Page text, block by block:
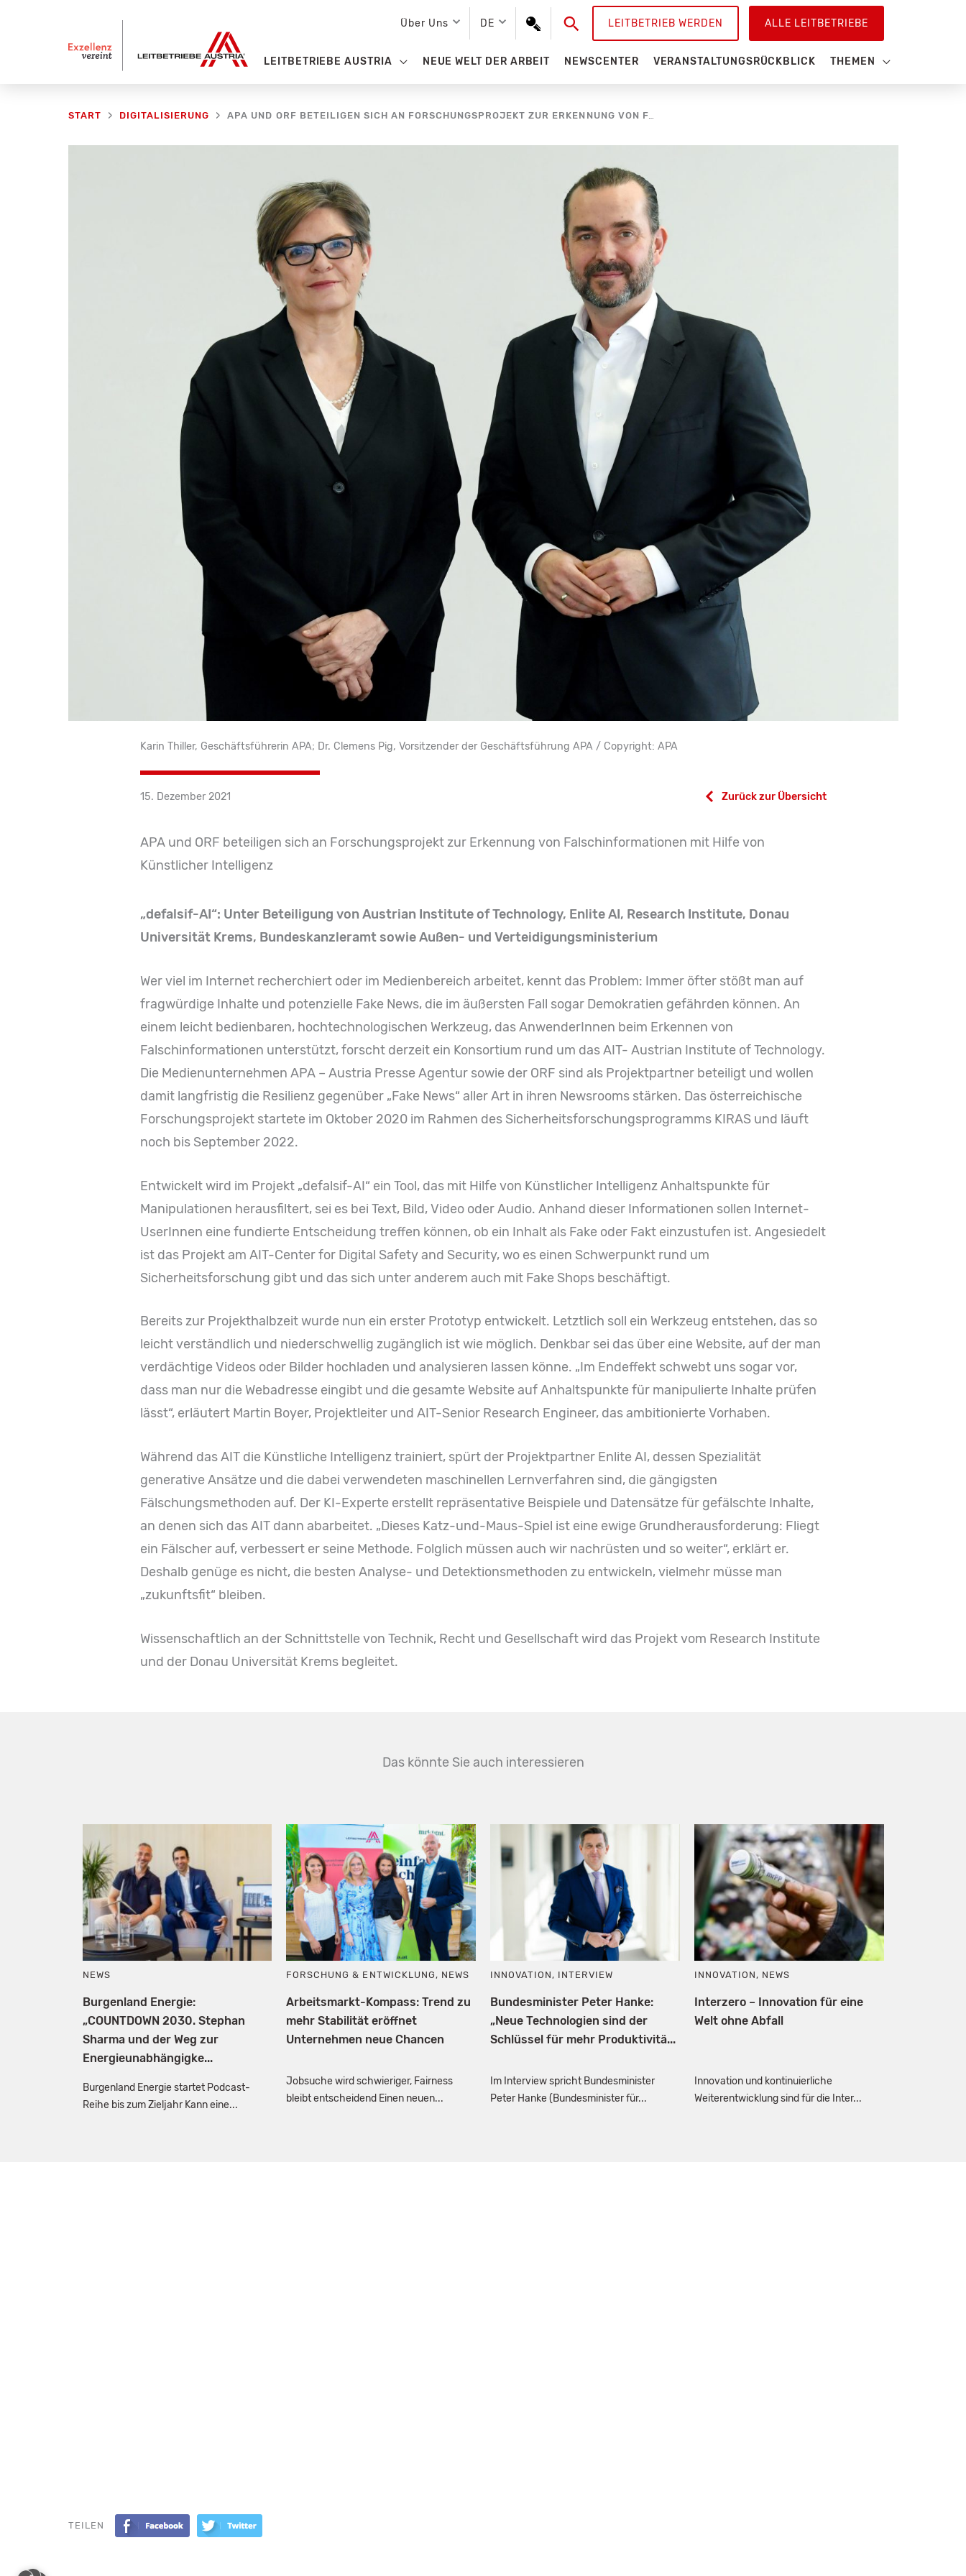
Über Uns DE SuchenLEITBETRIEB WERDEN ALLE LEITBETRIEBE
LEITBETRIEBE AUSTRIA NEUE WELT DER ARBEIT NEWSCENTER VERANSTALTUNGSRÜCKBLICK THEMEN
START DIGITALISIERUNG APA UND ORF BETEILIGEN SICH AN FORSCHUNGSPROJEKT ZUR ERKENNUNG VON FALSCHINFORMATIONEN MIT HILFE VON KÜNSTLICHER INTELLIGENZ
Karin Thiller, Geschäftsführerin APA; Dr. Clemens Pig, Vorsitzender der Geschäftsführung APA / Copyright: APA
15. Dezember 2021 Zurück zur Übersicht
APA und ORF beteiligen sich an Forschungsprojekt zur Erkennung von Falschinformationen mit Hilfe von
Künstlicher Intelligenz
„defalsif-AI“: Unter Beteiligung von Austrian Institute of Technology, Enlite AI, Research Institute, Donau
Universität Krems, Bundeskanzleramt sowie Außen- und Verteidigungsministerium
Wer viel im Internet recherchiert oder im Medienbereich arbeitet, kennt das Problem: Immer öfter stößt man auf
fragwürdige Inhalte und potenzielle Fake News, die im äußersten Fall sogar Demokratien gefährden können. An
einem leicht bedienbaren, hochtechnologischen Werkzeug, das AnwenderInnen beim Erkennen von
Falschinformationen unterstützt, forscht derzeit ein Konsortium rund um das AIT- Austrian Institute of Technology.
Die Medienunternehmen APA – Austria Presse Agentur sowie der ORF sind als Projektpartner beteiligt und wollen
damit langfristig die Resilienz gegenüber „Fake News“ aller Art in ihren Newsrooms stärken. Das österreichische
Forschungsprojekt startete im Oktober 2020 im Rahmen des Sicherheitsforschungsprogramms KIRAS und läuft
noch bis September 2022.
Entwickelt wird im Projekt „defalsif-AI“ ein Tool, das mit Hilfe von Künstlicher Intelligenz Anhaltspunkte für
Manipulationen herausfiltert, sei es bei Text, Bild, Video oder Audio. Anhand dieser Informationen sollen Internet-
UserInnen eine fundierte Entscheidung treffen können, ob ein Inhalt als Fake oder Fakt einzustufen ist. Angesiedelt
ist das Projekt am AIT-Center for Digital Safety and Security, wo es einen Schwerpunkt rund um
Sicherheitsforschung gibt und das sich unter anderem auch mit Fake Shops beschäftigt.
Bereits zur Projekthalbzeit wurde nun ein erster Prototyp entwickelt. Letztlich soll ein Werkzeug entstehen, das so
leicht verständlich und niederschwellig zugänglich ist wie möglich. Denkbar sei das über eine Website, auf der man
verdächtige Videos oder Bilder hochladen und analysieren lassen könne. „Im Endeffekt schwebt uns sogar vor,
dass man nur die Webadresse eingibt und die gesamte Website auf Anhaltspunkte für manipulierte Inhalte prüfen
lässt“, erläutert Martin Boyer, Projektleiter und AIT-Senior Research Engineer, das ambitionierte Vorhaben.
Während das AIT die Künstliche Intelligenz trainiert, spürt der Projektpartner Enlite AI, dessen Spezialität
generative Ansätze und die dabei verwendeten maschinellen Lernverfahren sind, die gängigsten
Fälschungsmethoden auf. Der KI-Experte erstellt repräsentative Beispiele und Datensätze für gefälschte Inhalte,
an denen sich das AIT dann abarbeitet. „Dieses Katz-und-Maus-Spiel ist eine ewige Grundherausforderung: Fliegt
ein Fälscher auf, verbessert er seine Methode. Folglich müssen auch wir nachrüsten und so weiter“, erklärt er.
Deshalb genüge es nicht, die besten Analyse- und Detektionsmethoden zu entwickeln, vielmehr müsse man
„zukunftsfit“ bleiben.
Wissenschaftlich an der Schnittstelle von Technik, Recht und Gesellschaft wird das Projekt vom Research Institute
und der Donau Universität Krems begleitet.
Das könnte Sie auch interessieren
NEWS
Burgenland Energie:
„COUNTDOWN 2030. Stephan
Sharma und der Weg zur
Energieunabhängigke...
Burgenland Energie startet Podcast-
Reihe bis zum Zieljahr Kann eine...
FORSCHUNG & ENTWICKLUNG, NEWS
Arbeitsmarkt-Kompass: Trend zu
mehr Stabilität eröffnet
Unternehmen neue Chancen
Jobsuche wird schwieriger, Fairness
bleibt entscheidend Einen neuen...
INNOVATION, INTERVIEW
Bundesminister Peter Hanke:
„Neue Technologien sind der
Schlüssel für mehr Produktivitä...
Im Interview spricht Bundesminister
Peter Hanke (Bundesminister für...
INNOVATION, NEWS
Interzero – Innovation für eine
Welt ohne Abfall
Innovation und kontinuierliche
Weiterentwicklung sind für die Inter...
TEILEN